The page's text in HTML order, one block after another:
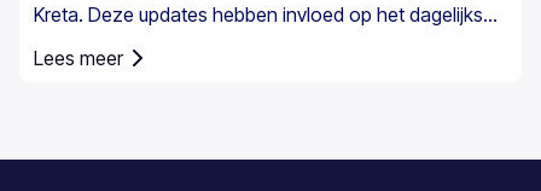
Kreta. Deze updates hebben invloed op het dagelijkse
verantwoordelijkheden van bestuurders.
Lees meer